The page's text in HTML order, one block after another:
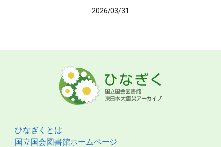
2026/03/31
ひなぎくとは
国立国会図書館ホームページ